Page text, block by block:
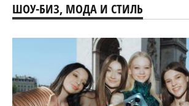
ШОУ-БИЗ, МОДА И СТИЛЬ